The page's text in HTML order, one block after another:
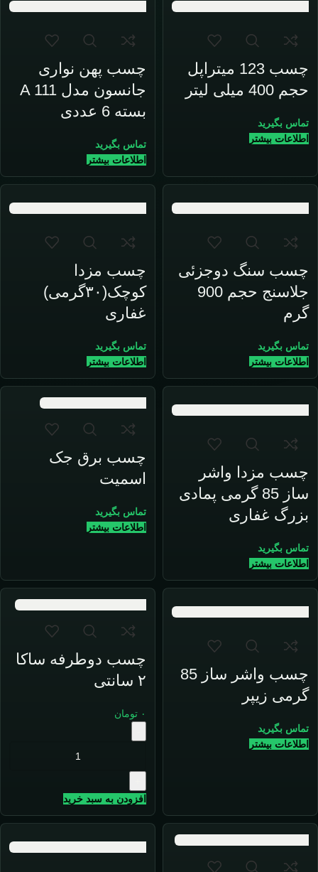
چسب 123 میتراپل
حجم 400 میلی لیتر
تماس بگیرید
اطلاعات بیشتر
چسب پهن نواری
جانسون مدل A 111
بسته 6 عددی
تماس بگیرید
اطلاعات بیشتر
چسب سنگ دوجزئی
جلاسنج حجم 900
گرم
تماس بگیرید
اطلاعات بیشتر
چسب مزدا
کوچک(۳۰گرمی)
غفاری
تماس بگیرید
اطلاعات بیشتر
چسب مزدا واشر
ساز 85 گرمی پمادی
بزرگ غفاری
تماس بگیرید
اطلاعات بیشتر
چسب برق جک
اسمیت
تماس بگیرید
اطلاعات بیشتر
چسب واشر ساز 85
گرمی زیپر
تماس بگیرید
اطلاعات بیشتر
چسب دوطرفه ساکا
۲ سانتی
۰ تومان
افزودن به سبد خرید